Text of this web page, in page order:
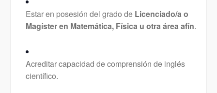
Estar en posesión del grado de Licenciado/a o
Magíster en Matemática, Física u otra área afín.
Acreditar capacidad de comprensión de inglés
científico.